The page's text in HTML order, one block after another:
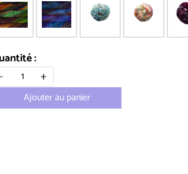
:
-
+
Ajouter au panier